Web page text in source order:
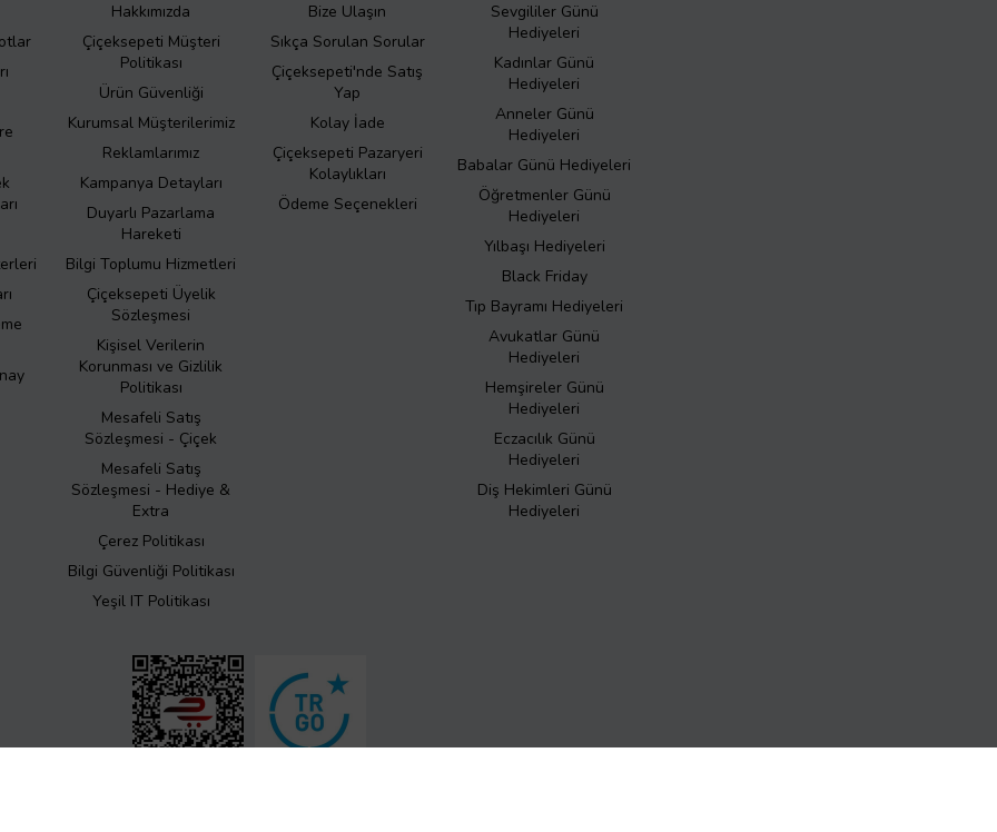
Hakkımızda
Çiçeksepeti Müşteri
Politikası
Ürün Güvenliği
Kurumsal Müşterilerimiz
Reklamlarımız
Kampanya Detayları
Duyarlı Pazarlama
Hareketi
Bilgi Toplumu Hizmetleri
Çiçeksepeti Üyelik
Sözleşmesi
Kişisel Verilerin
Korunması ve Gizlilik
Politikası
Mesafeli Satış
Sözleşmesi - Çiçek
Mesafeli Satış
Sözleşmesi - Hediye &
Extra
Çerez Politikası
Bilgi Güvenliği Politikası
Yeşil IT Politikası
Bize Ulaşın
Sıkça Sorulan Sorular
Çiçeksepeti'nde Satış
Yap
Kolay İade
Çiçeksepeti Pazaryeri
Kolaylıkları
Ödeme Seçenekleri
Sevgililer Günü
Hediyeleri
Kadınlar Günü
Hediyeleri
Anneler Günü
Hediyeleri
Babalar Günü Hediyeleri
Öğretmenler Günü
Hediyeleri
Yılbaşı Hediyeleri
Black Friday
Tıp Bayramı Hediyeleri
Avukatlar Günü
Hediyeleri
Hemşireler Günü
Hediyeleri
Eczacılık Günü
Hediyeleri
Diş Hekimleri Günü
Hediyeleri